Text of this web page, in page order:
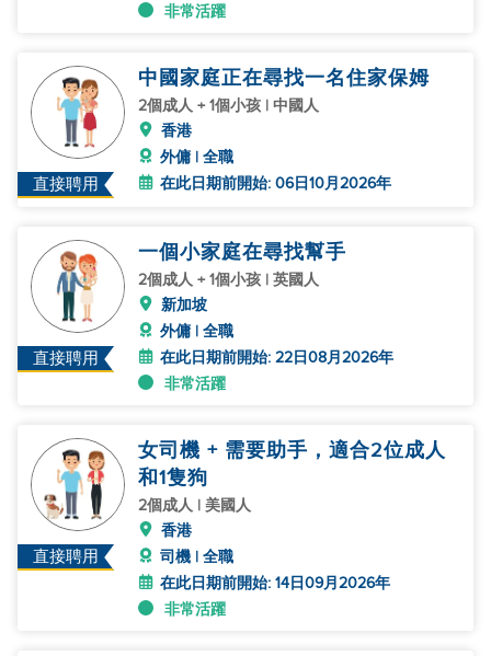
非常活躍
直接聘用
中國家庭正在尋找一名住家保姆
2個成人 + 1個小孩 | 中國人
香港
外傭 | 全職
在此日期前開始: 06日10月2026年
直接聘用
一個小家庭在尋找幫手
2個成人 + 1個小孩 | 英國人
新加坡
外傭 | 全職
在此日期前開始: 22日08月2026年
非常活躍
直接聘用
女司機 + 需要助手，適合2位成人
和1隻狗
2個成人 | 美國人
香港
司機 | 全職
在此日期前開始: 14日09月2026年
非常活躍